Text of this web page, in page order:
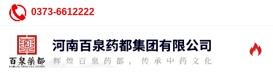
0373-6612222
